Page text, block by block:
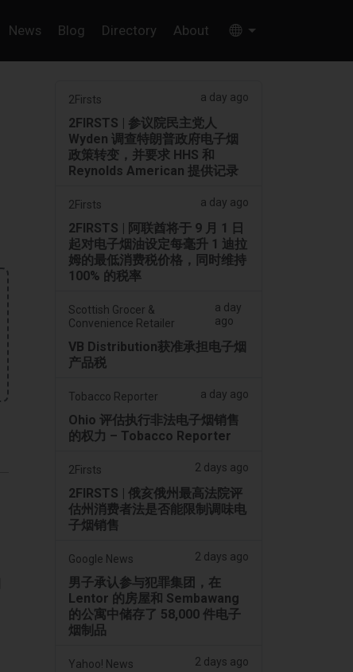
News Blog Directory About
2Firsts a day ago
2FIRSTS | 参议院民主党人
Wyden 调查特朗普政府电子烟
政策转变，并要求 HHS 和
Reynolds American 提供记录
2Firsts a day ago
2FIRSTS | 阿联酋将于 9 月 1 日
起对电子烟油设定每毫升 1 迪拉
姆的最低消费税价格，同时维持
100% 的税率
Scottish Grocer &
Convenience Retailer
a day
ago
VB Distribution获准承担电子烟
产品税
Tobacco Reporter a day ago
Ohio 评估执行非法电子烟销售
的权力 – Tobacco Reporter
2Firsts 2 days ago
2FIRSTS | 俄亥俄州最高法院评
估州消费者法是否能限制调味电
子烟销售
Google News 2 days ago
男子承认参与犯罪集团，在
Lentor 的房屋和 Sembawang
的公寓中储存了 58,000 件电子
烟制品
Yahoo! News 2 days ago